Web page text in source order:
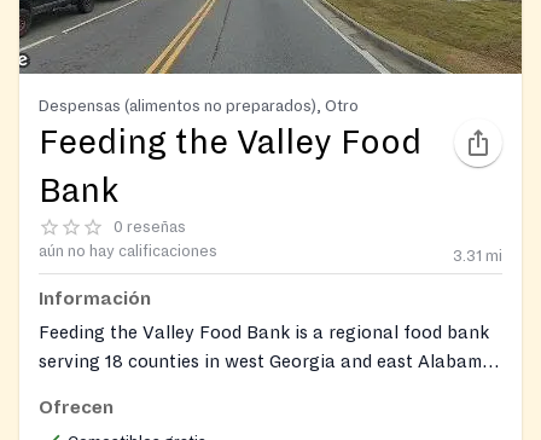
Despensas (alimentos no preparados), Otro
Feeding the Valley Food
Bank
0 reseñas
aún no hay calificaciones
3.31 mi
Información
Feeding the Valley Food Bank is a regional food bank
serving 18 counties in west Georgia and east Alabama.
member of the Feeding America and Feeding Georgia
Ofrecen